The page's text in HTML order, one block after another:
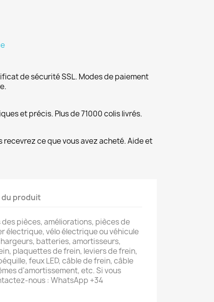
de sécurité SSL. Modes de paiement
et précis. Plus de 71000 colis livrés.
ce que vous avez acheté. Aide et
du produit
pièces, améliorations, pièces de
électrique, vélo électrique ou véhicule
batteries, amortisseurs,
plaquettes de frein, leviers de frein,
feux LED, câble de frein, câble
d'amortissement, etc. Si vous
nous : WhatsApp +34